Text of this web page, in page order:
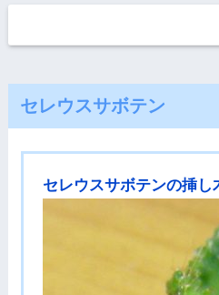
セレウスサボテン
セレウスサボテンの挿し